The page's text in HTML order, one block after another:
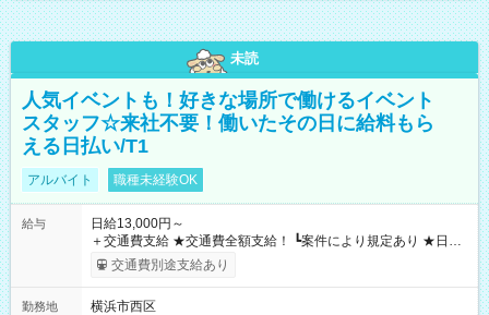
未読
人気イベントも！好きな場所で働けるイベント
スタッフ☆来社不要！働いたその日に給料もら
える日払い/T1
アルバイト 職種未経験OK
給与
日給13,000円～
＋交通費支給 ★交通費全額支給！ ┗案件により規定あり ★日払
いOK！（規定あり） ┗働いたその日に現金GET♪ お仕事後はコ
ンビニATMから 日払い分を引き落とせます！ 【試用期間】試
交通費別途支給あり
勤務地
横浜市西区